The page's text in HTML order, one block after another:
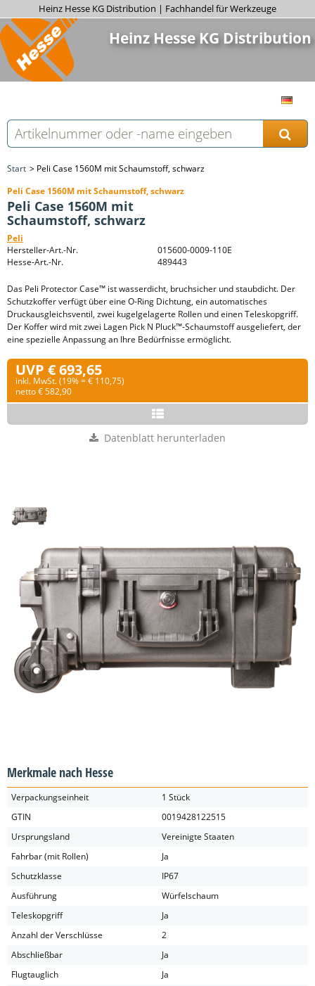
Heinz Hesse KG Distribution | Fachhandel für Werkzeuge
Heinz Hesse KG Distribution
Start
Peli Case 1560M mit Schaumstoff, schwarz
Peli Case 1560M mit Schaumstoff, schwarz
Peli Case 1560M mit
Schaumstoff, schwarz
Peli
Hersteller-Art.-Nr.
015600-0009-110E
Hesse-Art.-Nr.
489443
Das Peli Protector Case™ ist wasserdicht, bruchsicher und staubdicht. Der
Schutzkoffer verfügt über eine O-Ring Dichtung, ein automatisches
Druckausgleichsventil, zwei kugelgelagerte Rollen und einen Teleskopgriff.
Der Koffer wird mit zwei Lagen Pick N Pluck™-Schaumstoff ausgeliefert, der
eine spezielle Anpassung an Ihre Bedürfnisse ermöglicht.
UVP € 693,65
inkl. MwSt. (19% = € 110,75)
netto € 582,90
Datenblatt herunterladen
Merkmale nach Hesse
Verpackungseinheit
1 Stück
GTIN
0019428122515
Ursprungsland
Vereinigte Staaten
Fahrbar (mit Rollen)
Ja
Schutzklasse
IP67
Ausführung
Würfelschaum
Teleskopgriff
Ja
Anzahl der Verschlüsse
2
Abschließbar
Ja
Flugtauglich
Ja